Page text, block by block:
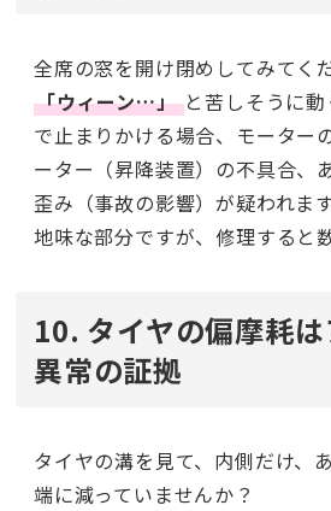
全席の窓を開け閉めしてみてく
「ウィーン…」と苦しそうに
で止まりかける場合、モーター
ーター（昇降装置）の不具合、
歪み（事故の影響）が疑われます
地味な部分ですが、修理すると
10. タイヤの偏摩耗
異常の証拠
タイヤの溝を見て、内側だけ、
端に減っていませんか？